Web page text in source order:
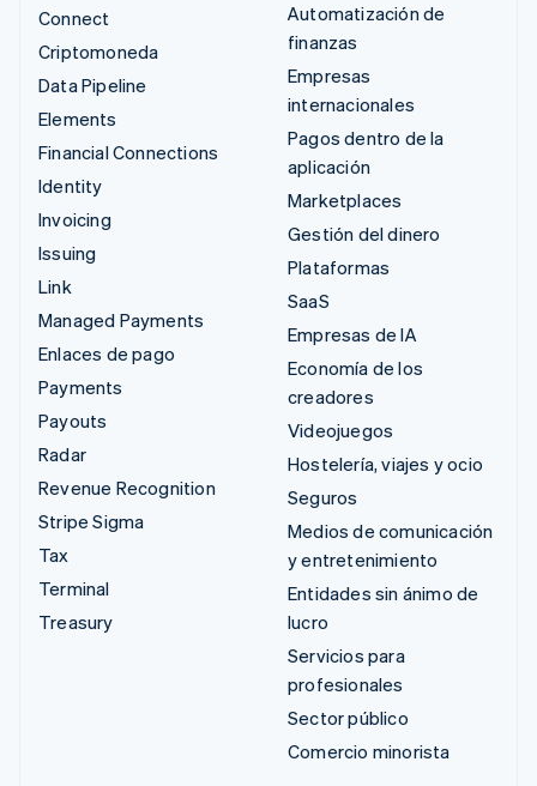
Connect
Criptomoneda
Data Pipeline
Elements
Financial Connections
Identity
Invoicing
Issuing
Link
Managed Payments
Enlaces de pago
Payments
Payouts
Radar
Revenue Recognition
Stripe Sigma
Tax
Terminal
Treasury
Automatización de
finanzas
Empresas
internacionales
Pagos dentro de la
aplicación
Marketplaces
Gestión del dinero
Plataformas
SaaS
Empresas de IA
Economía de los
creadores
Videojuegos
Hostelería, viajes y ocio
Seguros
Medios de comunicación
y entretenimiento
Entidades sin ánimo de
lucro
Servicios para
profesionales
Sector público
Comercio minorista